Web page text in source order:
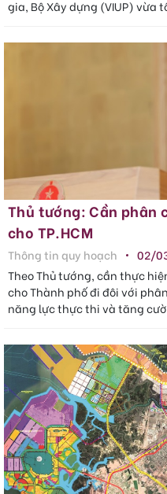
gia, Bộ Xây dựng (VIUP) vừa
Thủ tướng: Cần phân
cho TP.HCM
Thông tin quy hoạch
02/
Theo Thủ tướng, cần thực
cho Thành phố đi đôi với
năng lực thực thi và tăng